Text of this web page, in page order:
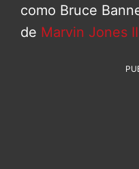
como Bruce
de Marvin Jones